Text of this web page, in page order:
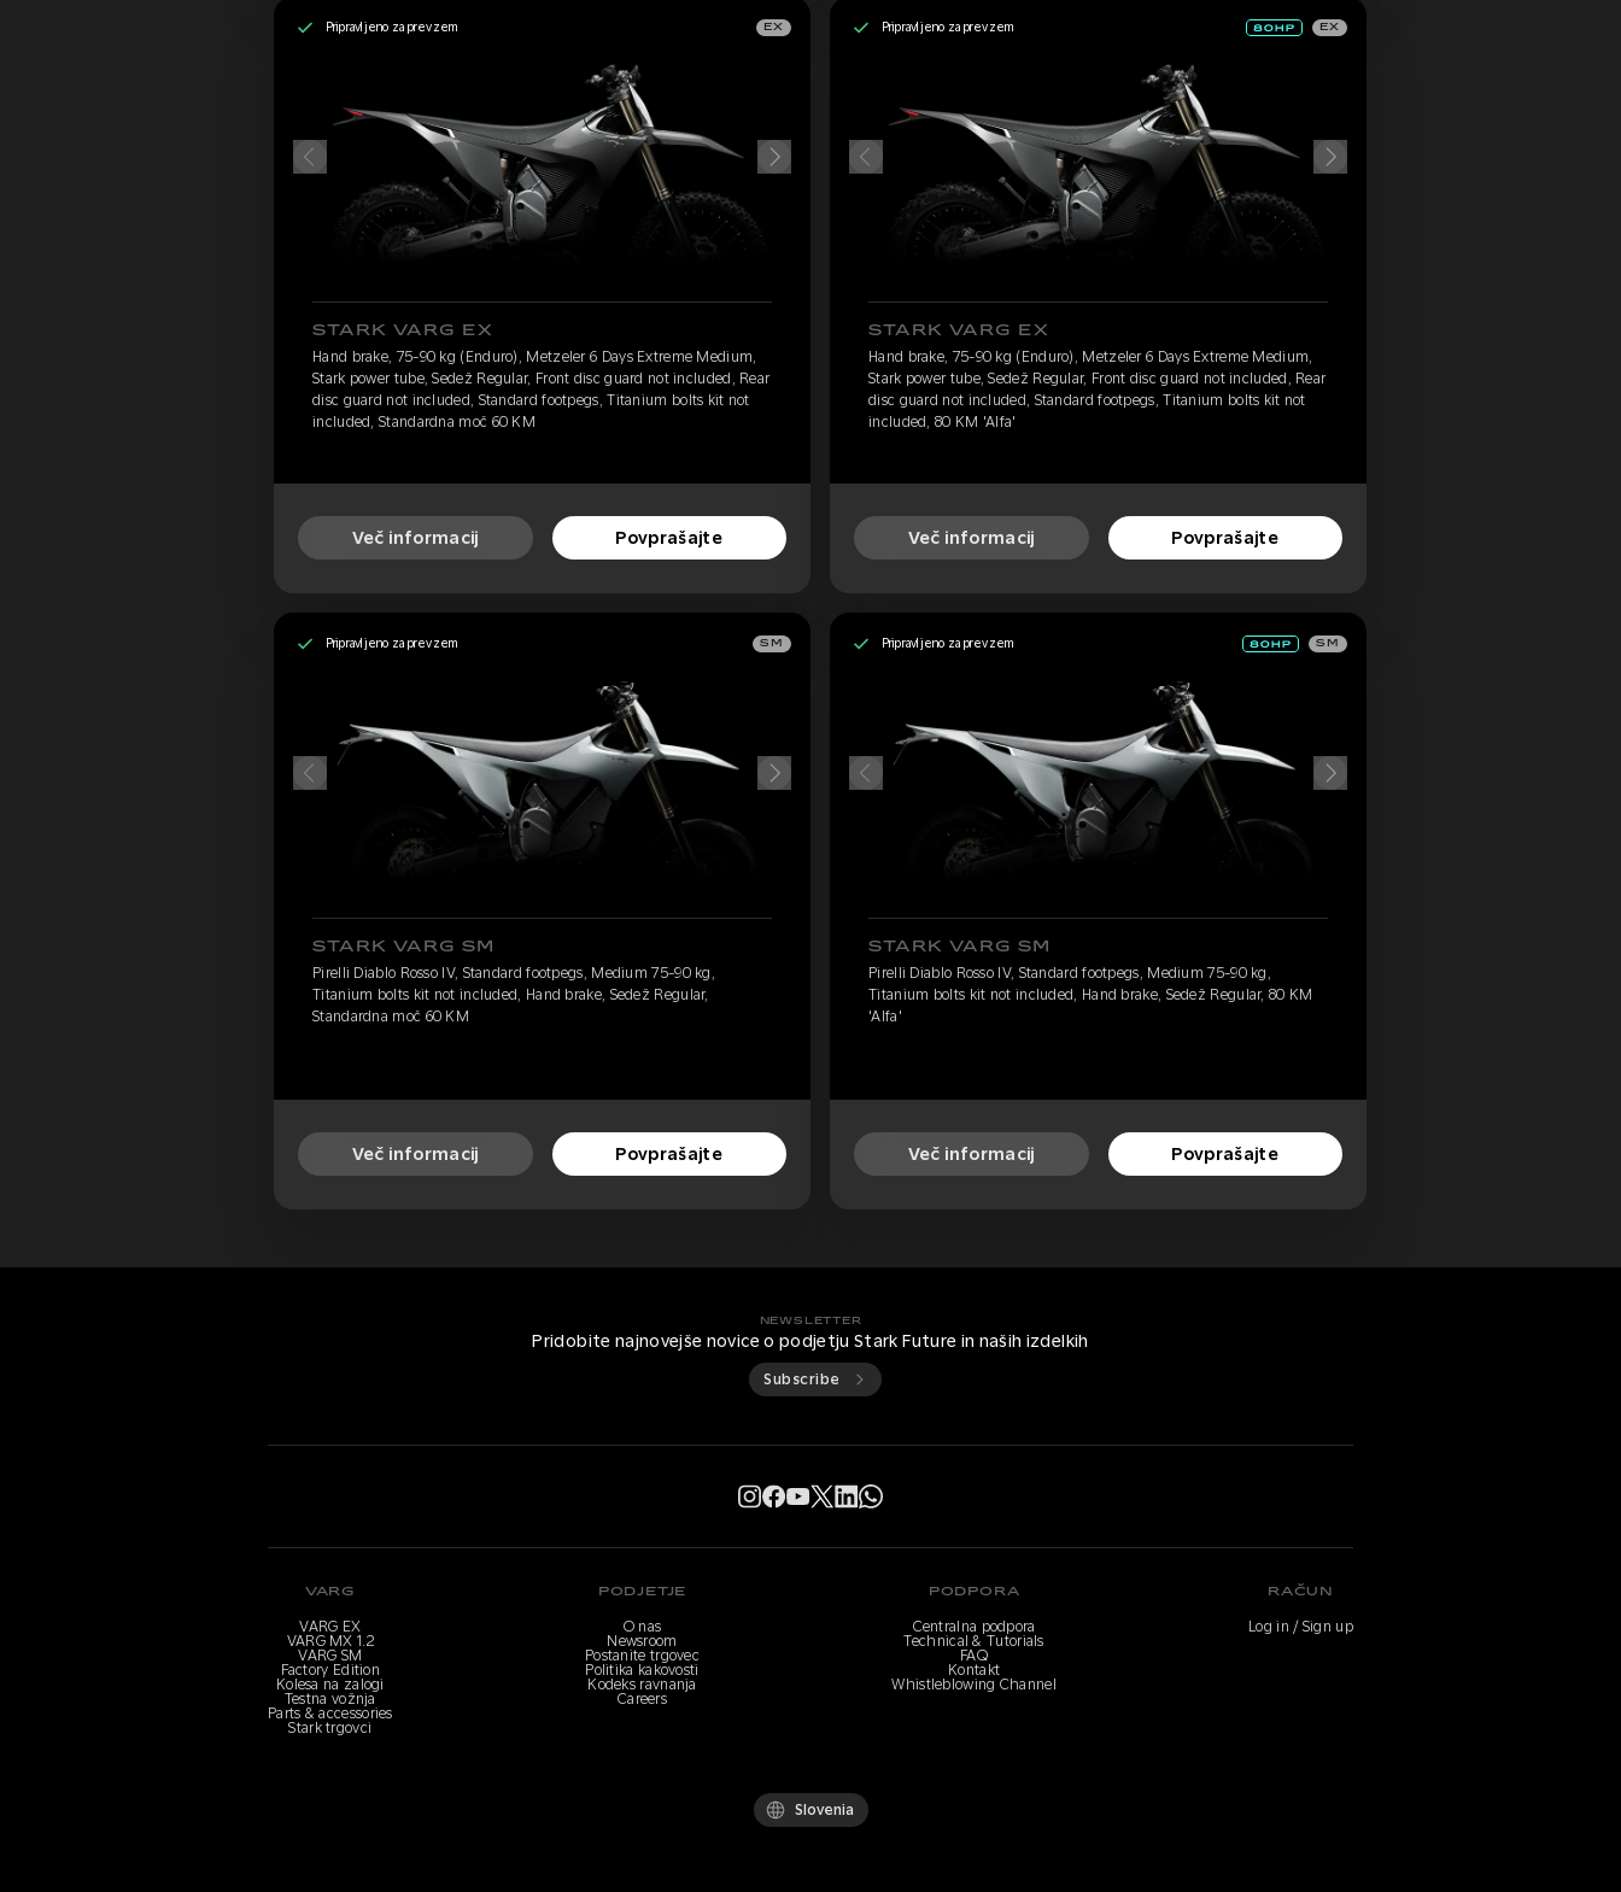
Pripravljeno za prevzem EX
STARK VARG EX
Hand brake, 75-90 kg (Enduro), Metzeler 6 Days Extreme Medium,
Stark power tube, Sedež Regular, Front disc guard not included, Rear
disc guard not included, Standard footpegs, Titanium bolts kit not
included, Standardna moč 60 KM
Več informacij Povprašajte
Pripravljeno za prevzem EX
STARK VARG EX
Hand brake, 75-90 kg (Enduro), Metzeler 6 Days Extreme Medium,
Stark power tube, Sedež Regular, Front disc guard not included, Rear
disc guard not included, Standard footpegs, Titanium bolts kit not
included, 80 KM 'Alfa'
Več informacij Povprašajte
Pripravljeno za prevzem SM
STARK VARG SM
Pirelli Diablo Rosso IV, Standard footpegs, Medium 75-90 kg,
Titanium bolts kit not included, Hand brake, Sedež Regular,
Standardna moč 60 KM
Več informacij Povprašajte
Pripravljeno za prevzem SM
STARK VARG SM
Pirelli Diablo Rosso IV, Standard footpegs, Medium 75-90 kg,
Titanium bolts kit not included, Hand brake, Sedež Regular, 80 KM
'Alfa'
Več informacij Povprašajte
NEWSLETTER
Pridobite najnovejše novice o podjetju Stark Future in naših izdelkih
Subscribe
VARG
VARG EX
VARG MX 1.2
VARG SM
Factory Edition
Kolesa na zalogi
Testna vožnja
Parts & accessories
Stark trgovci
PODJETJE
O nas
Newsroom
Postanite trgovec
Politika kakovosti
Kodeks ravnanja
Careers
PODPORA
Centralna podpora
Technical & Tutorials
FAQ
Kontakt
Whistleblowing Channel
RAČUN
Log in / Sign up
Slovenia